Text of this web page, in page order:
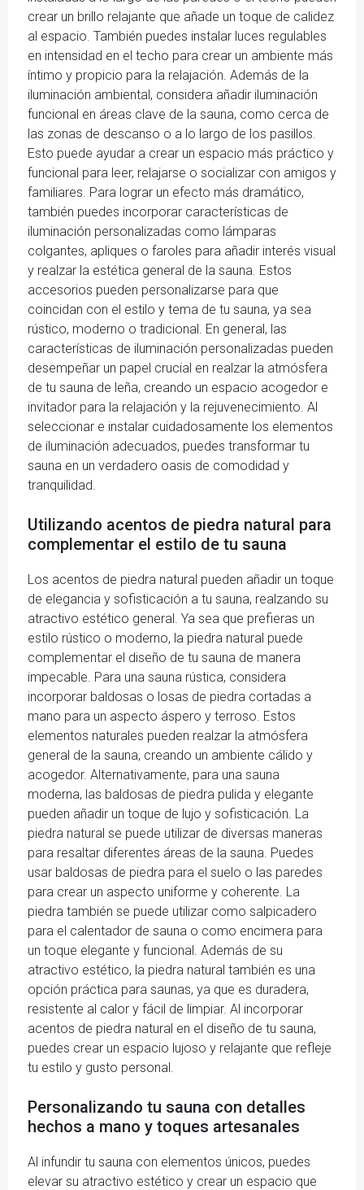
crear un brillo relajante que añade un toque de calidez
al espacio. También puedes instalar luces regulables
en intensidad en el techo para crear un ambiente más
íntimo y propicio para la relajación. Además de la
iluminación ambiental, considera añadir iluminación
funcional en áreas clave de la sauna, como cerca de
las zonas de descanso o a lo largo de los pasillos.
Esto puede ayudar a crear un espacio más práctico y
funcional para leer, relajarse o socializar con amigos y
familiares. Para lograr un efecto más dramático,
también puedes incorporar características de
iluminación personalizadas como lámparas
colgantes, apliques o faroles para añadir interés visual
y realzar la estética general de la sauna. Estos
accesorios pueden personalizarse para que
coincidan con el estilo y tema de tu sauna, ya sea
rústico, moderno o tradicional. En general, las
características de iluminación personalizadas pueden
desempeñar un papel crucial en realzar la atmósfera
de tu sauna de leña, creando un espacio acogedor e
invitador para la relajación y la rejuvenecimiento. Al
seleccionar e instalar cuidadosamente los elementos
de iluminación adecuados, puedes transformar tu
sauna en un verdadero oasis de comodidad y
tranquilidad.
Utilizando acentos de piedra natural para
complementar el estilo de tu sauna
Los acentos de piedra natural pueden añadir un toque
de elegancia y sofisticación a tu sauna, realzando su
atractivo estético general. Ya sea que prefieras un
estilo rústico o moderno, la piedra natural puede
complementar el diseño de tu sauna de manera
impecable. Para una sauna rústica, considera
incorporar baldosas o losas de piedra cortadas a
mano para un aspecto áspero y terroso. Estos
elementos naturales pueden realzar la atmósfera
general de la sauna, creando un ambiente cálido y
acogedor. Alternativamente, para una sauna
moderna, las baldosas de piedra pulida y elegante
pueden añadir un toque de lujo y sofisticación. La
piedra natural se puede utilizar de diversas maneras
para resaltar diferentes áreas de la sauna. Puedes
usar baldosas de piedra para el suelo o las paredes
para crear un aspecto uniforme y coherente. La
piedra también se puede utilizar como salpicadero
para el calentador de sauna o como encimera para
un toque elegante y funcional. Además de su
atractivo estético, la piedra natural también es una
opción práctica para saunas, ya que es duradera,
resistente al calor y fácil de limpiar. Al incorporar
acentos de piedra natural en el diseño de tu sauna,
puedes crear un espacio lujoso y relajante que refleje
tu estilo y gusto personal.
Personalizando tu sauna con detalles
hechos a mano y toques artesanales
Al infundir tu sauna con elementos únicos, puedes
elevar su atractivo estético y crear un espacio que